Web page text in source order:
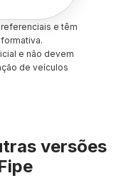
e têm
e não devem
de veículos
versões